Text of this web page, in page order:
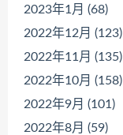
2023年1月 (68)
2022年12月 (123)
2022年11月 (135)
2022年10月 (158)
2022年9月 (101)
2022年8月 (59)